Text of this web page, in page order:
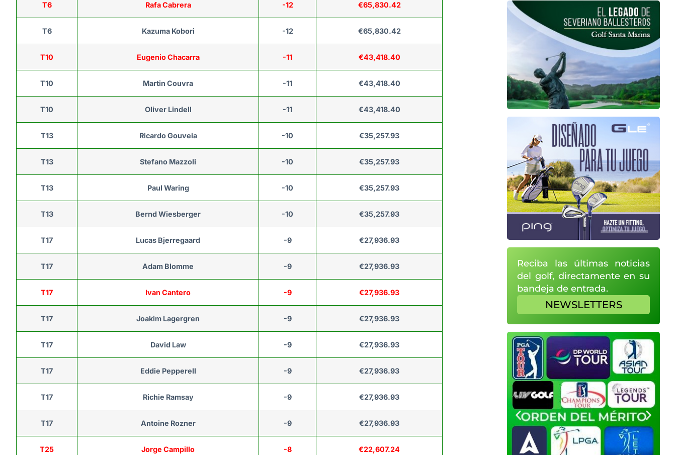
T6 Rafa Cabrera -12 €65,830.42
T6 Kazuma Kobori -12 €65,830.42
T10 Eugenio Chacarra -11 €43,418.40
T10 Martin Couvra -11 €43,418.40
T10 Oliver Lindell -11 €43,418.40
T13 Ricardo Gouveia -10 €35,257.93
T13 Stefano Mazzoli -10 €35,257.93
T13 Paul Waring -10 €35,257.93
T13 Bernd Wiesberger -10 €35,257.93
T17 Lucas Bjerregaard -9 €27,936.93
T17 Adam Blomme -9 €27,936.93
T17 Ivan Cantero -9 €27,936.93
T17 Joakim Lagergren -9 €27,936.93
T17 David Law -9 €27,936.93
T17 Eddie Pepperell -9 €27,936.93
T17 Richie Ramsay -9 €27,936.93
T17 Antoine Rozner -9 €27,936.93
T25 Jorge Campillo -8 €22,607.24
Reciba las últimas noticias
del golf, directamente en su
bandeja de entrada.
NEWSLETTERS